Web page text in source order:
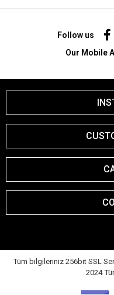
Follow us
Our Mobile
Tüm bilgileriniz 256bit SSL
2024